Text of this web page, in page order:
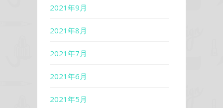
2021年9月
2021年8月
2021年7月
2021年6月
2021年5月